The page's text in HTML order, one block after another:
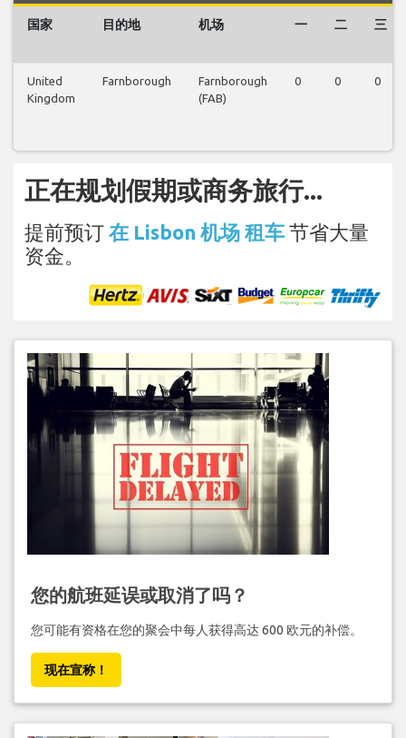
国家 目的地 机场 一 二 三
United
Kingdom
Farnborough
Farnborough
(FAB)
0 0 0
正在规划假期或商务旅行...
提前预订 在 Lisbon 机场 租车 节省大量
资金。
您的航班延误或取消了吗？
您可能有资格在您的聚会中每人获得高达 600 欧元的补偿。
现在宣称！